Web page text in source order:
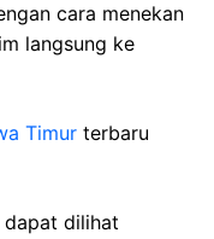
cara menekan
langsung ke
Timur terbaru
dilihat